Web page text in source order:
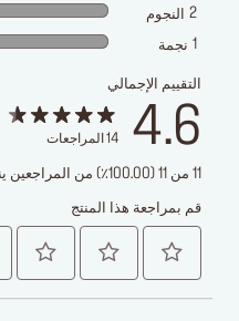
2 النجوم
1 نجمة
التقييم الإجمالي
4.6
14 المراجعات
11 من 11 (100.00٪) من المراجعين ينصحون بهذا المنتج
قم بمراجعة هذا المنتج